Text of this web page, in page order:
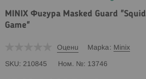
MINIX Фигура Masked Guard "Squid
Game"
Оцени Марка Minix
SKU 210845 Ном. № 13746